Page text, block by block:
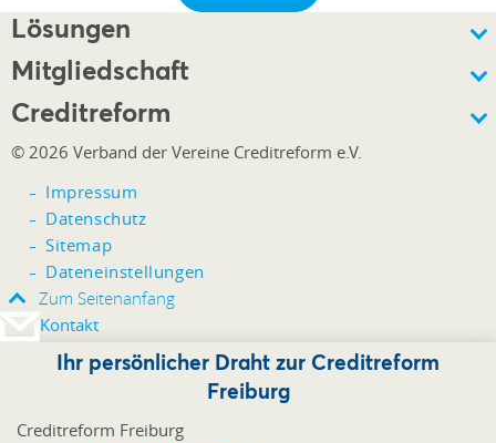
Lösungen
Mitgliedschaft
Creditreform
© 2026 Verband der Vereine Creditreform e.V.
Impressum
Datenschutz
Sitemap
Dateneinstellungen
Zum Seitenanfang
Kontakt
Ihr persönlicher Draht zur Creditreform
Freiburg
Creditreform Freiburg